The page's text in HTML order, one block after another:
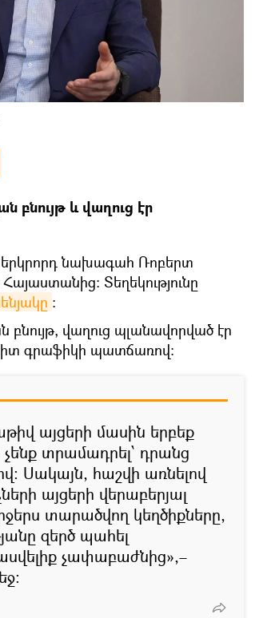
բնույթ և վաղուց էր
նախագահ Ռոբերտ
Տեղեկությունը
։
բնույթ, վաղուց պլանավորված էր
գրաֆիկի պատճառով:
այցերի մասին երբեք
տրամադրել՝ դրանց
Սակայն, հաշվի առնելով
այցերի վերաբերյալ
տարածվող կեղծիքները,
զերծ պահել
չափաբաժնից»,–